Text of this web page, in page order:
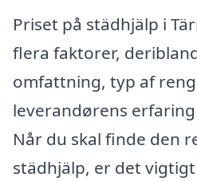
Priset på städhjälp i
flera faktorer,
omfattning, typ af
leverandørens
Når du skal finde den
städhjälp, er det